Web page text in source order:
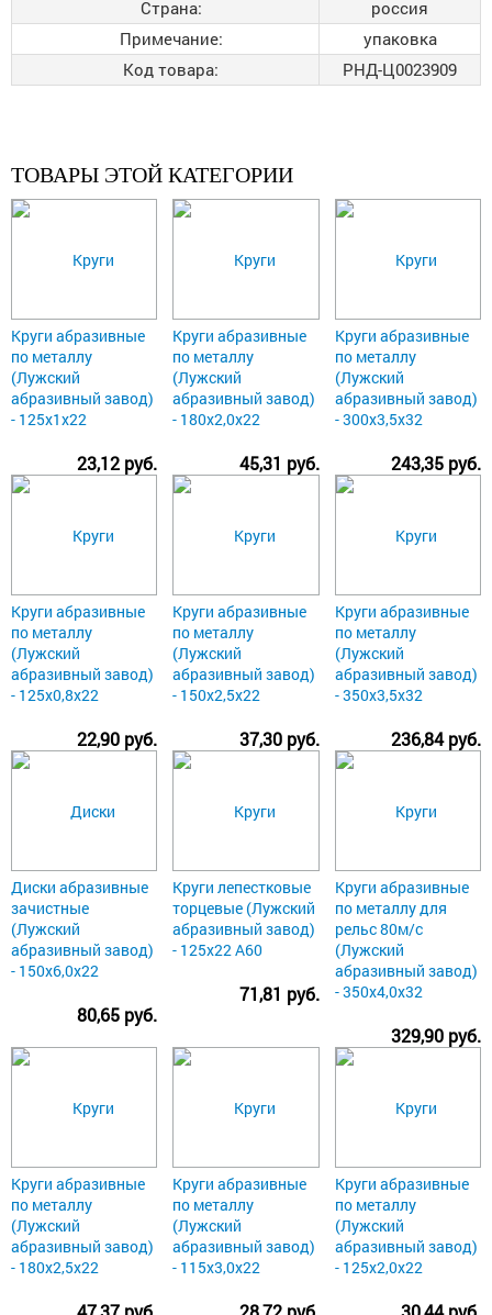
Страна:
россия
Примечание:
упаковка
Код товара:
РНД-Ц0023909
ТОВАРЫ ЭТОЙ КАТЕГОРИИ
Круги абразивные
по металлу
(Лужский
абразивный завод)
- 125х1х22
23,12 руб.
Круги абразивные
по металлу
(Лужский
абразивный завод)
- 180х2,0х22
45,31 руб.
Круги абразивные
по металлу
(Лужский
абразивный завод)
- 300х3,5х32
243,35 руб.
Круги абразивные
по металлу
(Лужский
абразивный завод)
- 125х0,8х22
22,90 руб.
Круги абразивные
по металлу
(Лужский
абразивный завод)
- 150х2,5х22
37,30 руб.
Круги абразивные
по металлу
(Лужский
абразивный завод)
- 350х3,5х32
236,84 руб.
Диски абразивные
зачистные
(Лужский
абразивный завод)
- 150х6,0х22
80,65 руб.
Круги лепестковые
торцевые (Лужский
абразивный завод)
- 125х22 А60
71,81 руб.
Круги абразивные
по металлу для
рельс 80м/с
(Лужский
абразивный завод)
- 350х4,0х32
329,90 руб.
Круги абразивные
по металлу
(Лужский
абразивный завод)
- 180х2,5х22
Круги абразивные
по металлу
(Лужский
абразивный завод)
- 115х3,0х22
Круги абразивные
по металлу
(Лужский
абразивный завод)
- 125х2,0х22